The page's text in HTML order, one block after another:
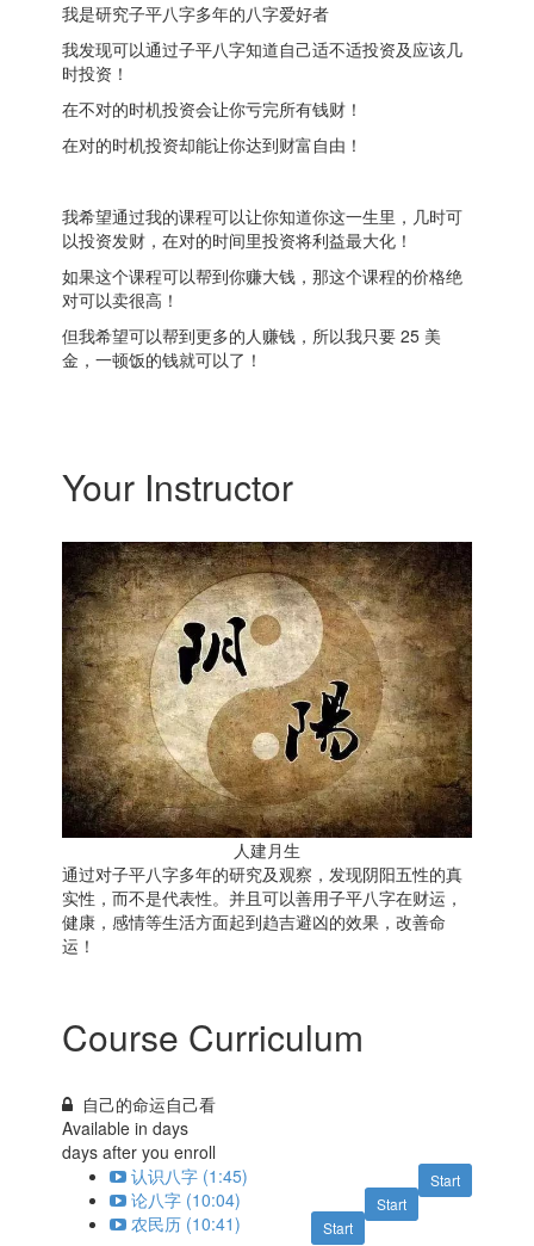
我是研究子平八字多年的八字爱好者
我发现可以通过子平八字知道自己适不适投资及应该几
时投资！
在不对的时机投资会让你亏完所有钱财！
在对的时机投资却能让你达到财富自由！
我希望通过我的课程可以让你知道你这一生里，几时可
以投资发财，在对的时间里投资将利益最大化！
如果这个课程可以帮到你赚大钱，那这个课程的价格绝
对可以卖很高！
但我希望可以帮到更多的人赚钱，所以我只要 25 美
金，一顿饭的钱就可以了！
Your Instructor
人建月生
通过对子平八字多年的研究及观察，发现阴阳五性的真
实性，而不是代表性。并且可以善用子平八字在财运，
健康，感情等生活方面起到趋吉避凶的效果，改善命
运！
Course Curriculum
自己的命运自己看
Available indays
days after you enroll
Start
认识八字 (1:45)
Start
论八字 (10:04)
Start
农民历 (10:41)